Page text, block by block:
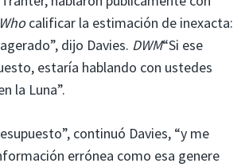
calificar la estimación de inexacta:
dijo Davies. DWM“Si ese
estaría hablando con ustedes
la Luna”.
continuó Davies, “y me
errónea como esa genere